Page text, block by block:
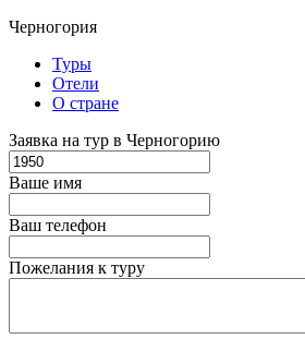
Черногория
Туры
Отели
О стране
Заявка на тур в Черногорию
Ваше имя
Ваш телефон
Пожелания к туру